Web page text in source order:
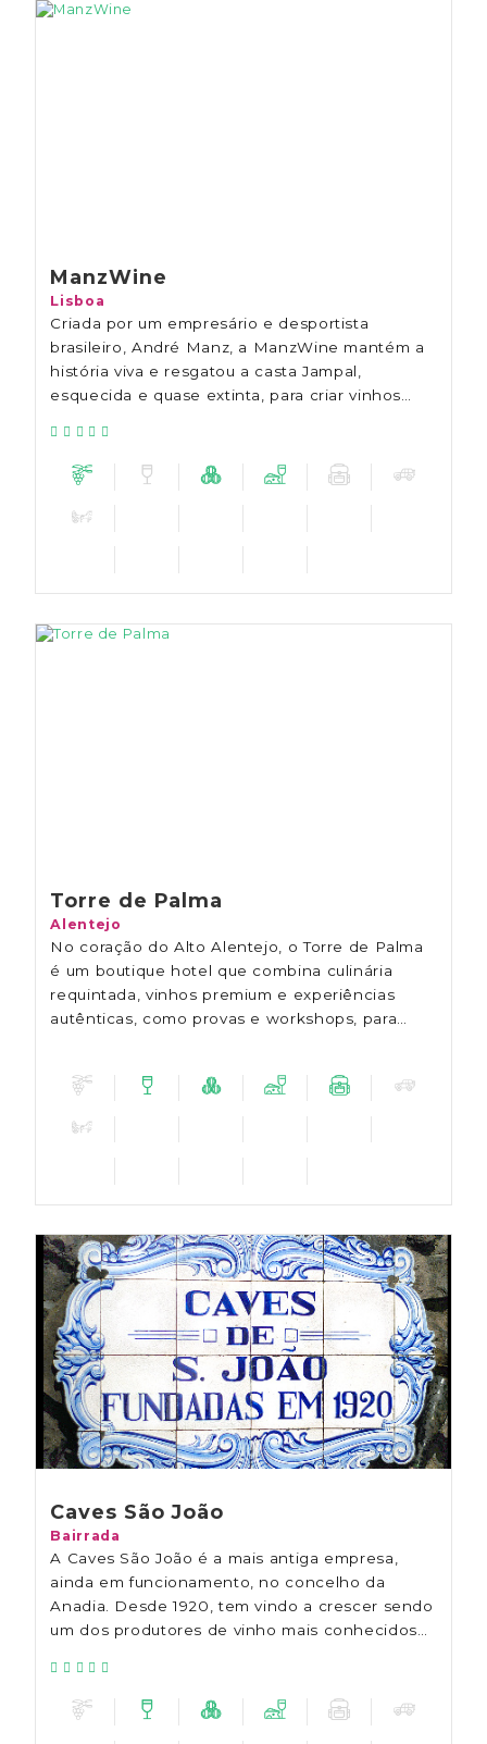
ManzWine
Lisboa
Criada por um empresário e desportista
brasileiro, André Manz, a ManzWine mantém a
história viva e resgatou a casta Jampal,
esquecida e quase extinta, para criar vinhos
Torre de Palma
Alentejo
No coração do Alto Alentejo, o Torre de Palma
é um boutique hotel que combina culinária
requintada, vinhos premium e experiências
autênticas, como provas e workshops, para
Caves São João
Bairrada
A Caves São João é a mais antiga empresa,
ainda em funcionamento, no concelho da
Anadia. Desde 1920, tem vindo a crescer sendo
um dos produtores de vinho mais conhecidos